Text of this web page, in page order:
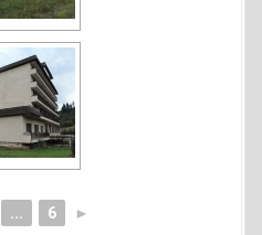
... 6 ►